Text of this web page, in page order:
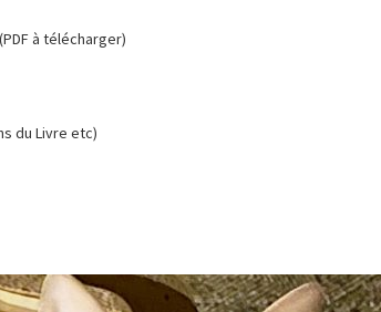
à télécharger)
du Livre etc)